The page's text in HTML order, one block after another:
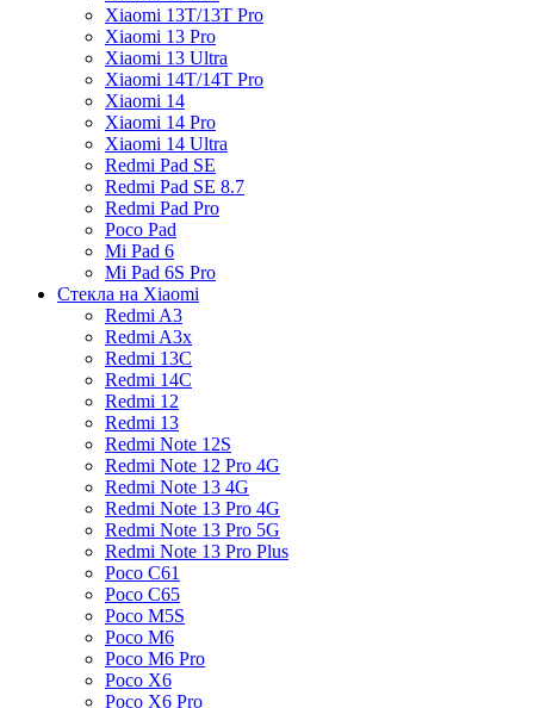
Xiaomi 13T/13T Pro
Xiaomi 13 Pro
Xiaomi 13 Ultra
Xiaomi 14T/14T Pro
Xiaomi 14
Xiaomi 14 Pro
Xiaomi 14 Ultra
Redmi Pad SE
Redmi Pad SE 8.7
Redmi Pad Pro
Poco Pad
Mi Pad 6
Mi Pad 6S Pro
Стекла на Xiaomi
Redmi A3
Redmi A3x
Redmi 13C
Redmi 14C
Redmi 12
Redmi 13
Redmi Note 12S
Redmi Note 12 Pro 4G
Redmi Note 13 4G
Redmi Note 13 Pro 4G
Redmi Note 13 Pro 5G
Redmi Note 13 Pro Plus
Poco C61
Poco C65
Poco M5S
Poco M6
Poco M6 Pro
Poco X6
Poco X6 Pro